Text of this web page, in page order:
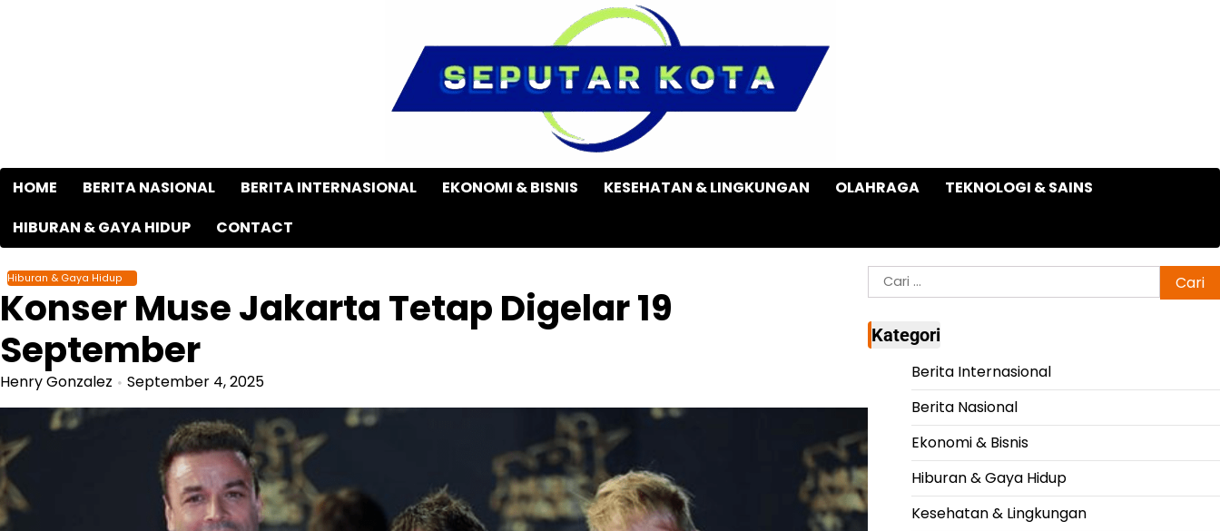
HOME BERITA NASIONAL BERITA INTERNASIONAL EKONOMI & BISNIS KESEHATAN & LINGKUNGAN OLAHRAGA
TEKNOLOGI & SAINS
HIBURAN & GAYA HIDUP
CONTACT
Hiburan & Gaya Hidup
Konser Muse Jakarta Tetap Digelar 19
September
Henry Gonzalez September 4, 2025
Cari
untuk:
Kategori
Berita Internasional
Berita Nasional
Ekonomi & Bisnis
Hiburan & Gaya Hidup
Kesehatan & Lingkungan